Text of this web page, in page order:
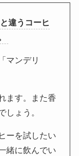
違うコーヒ
マンデリ
ます。また香
しょう。
ーを試したい
緒に飲んでい